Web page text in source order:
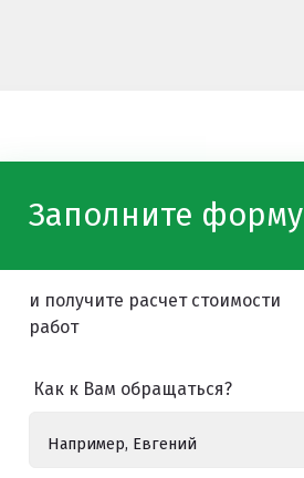
Заполните форму
и получите расчет стоимости
работ
Как к Вам обращаться?